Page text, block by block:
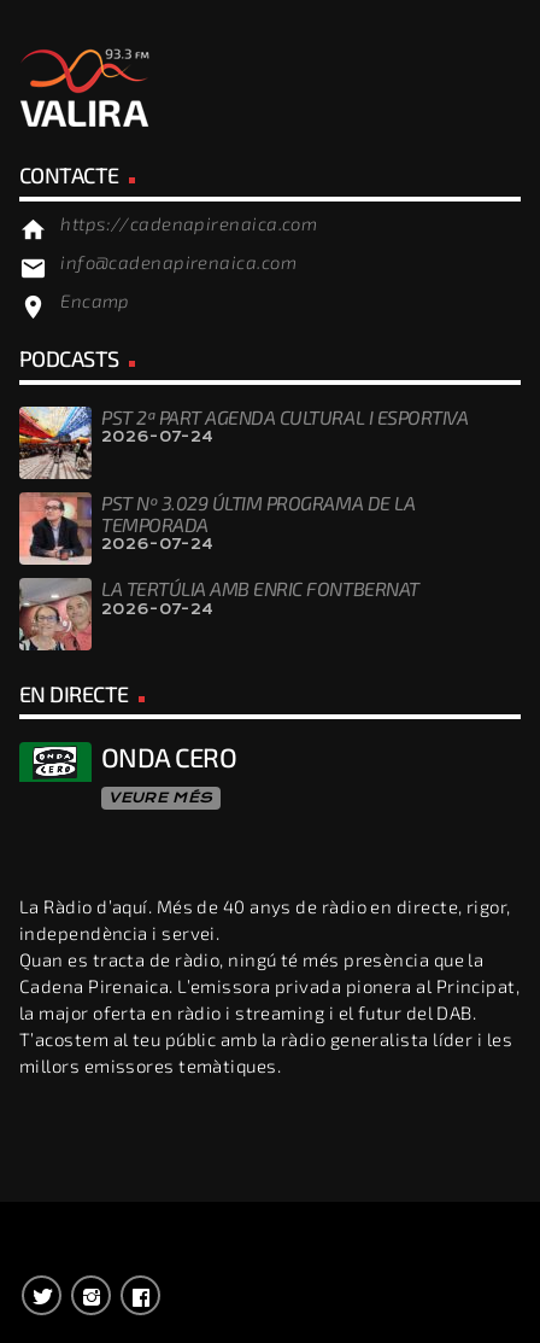
CONTACTE
home https://cadenapirenaica.com
email info@cadenapirenaica.com
location_on Encamp
PODCASTS
PST 2ª PART AGENDA CULTURAL I ESPORTIVA
2026-07-24
PST Nº 3.029 ÚLTIM PROGRAMA DE LA
TEMPORADA
2026-07-24
LA TERTÚLIA AMB ENRIC FONTBERNAT
2026-07-24
EN DIRECTE
ONDA CERO
VEURE MÉS
La Ràdio d’aquí. Més de 40 anys de ràdio en directe, rigor,
independència i servei.
Quan es tracta de ràdio, ningú té més presència que la
Cadena Pirenaica. L’emissora privada pionera al Principat,
la major oferta en ràdio i streaming i el futur del DAB.
T’acostem al teu públic amb la ràdio generalista líder i les
millors emissores temàtiques.